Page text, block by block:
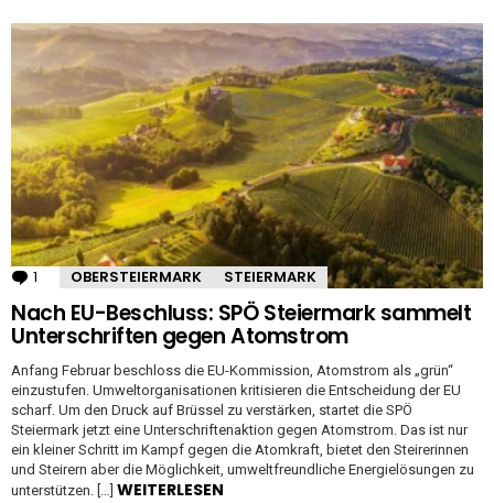
1 Kommentar
OBERSTEIERMARK STEIERMARK
Nach EU-Beschluss: SPÖ Steiermark sammelt
Unterschriften gegen Atomstrom
Anfang Februar beschloss die EU-Kommission, Atomstrom als „grün“
einzustufen. Umweltorganisationen kritisieren die Entscheidung der EU
scharf. Um den Druck auf Brüssel zu verstärken, startet die SPÖ
Steiermark jetzt eine Unterschriftenaktion gegen Atomstrom. Das ist nur
ein kleiner Schritt im Kampf gegen die Atomkraft, bietet den Steirerinnen
und Steirern aber die Möglichkeit, umweltfreundliche Energielösungen zu
unterstützen. […] WEITERLESEN